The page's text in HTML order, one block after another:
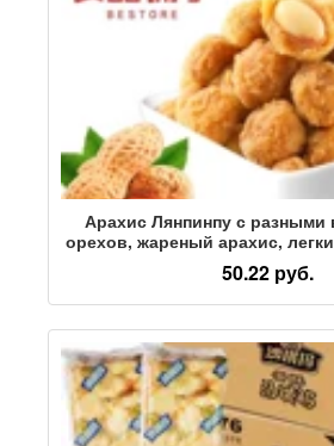
Арахис Лянпинпу с разными
орехов, жареный арахис,
в общежитии,
50.22 руб.